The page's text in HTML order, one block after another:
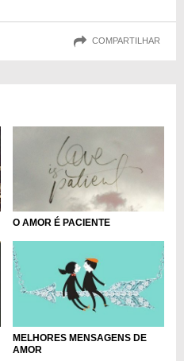
COMPARTILHAR
O AMOR É PACIENTE
MELHORES MENSAGENS DE
AMOR